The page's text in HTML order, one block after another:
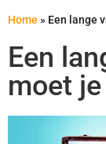
Home » Een lange
Een
moet